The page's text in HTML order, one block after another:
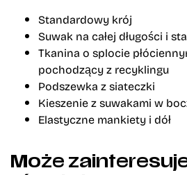
Standardowy krój
Suwak na całej długości i
Tkanina o splocie
pochodzący z recyklingu
Podszewka z siateczki
Kieszenie z suwakami w
Elastyczne mankiety i dół
Może